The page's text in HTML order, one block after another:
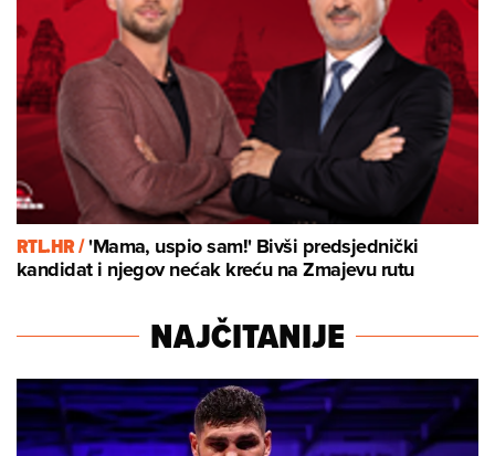
RTL.HR /'Mama, uspio sam!' Bivši predsjednički
kandidat i njegov nećak kreću na Zmajevu rutu
NAJČITANIJE